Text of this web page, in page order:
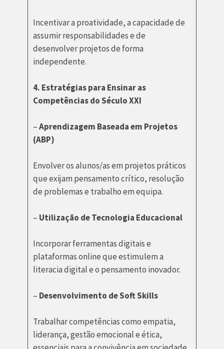
Incentivar a proatividade, a capacidade de
assumir responsabilidades e de
desenvolver projetos de forma
independente.
4. Estratégias para Ensinar as
Competências do Século XXI
–Aprendizagem Baseada em Projetos
(ABP)
Envolver os alunos/as em projetos práticos
que exijam pensamento crítico, resolução
de problemas e trabalho em equipa.
– Utilização de Tecnologia Educacional
Incorporar ferramentas digitais e
plataformas online que estimulem a
literacia digital e o pensamento inovador.
– Desenvolvimento de Soft Skills
Trabalhar competências como empatia,
liderança, gestão emocional e ética,